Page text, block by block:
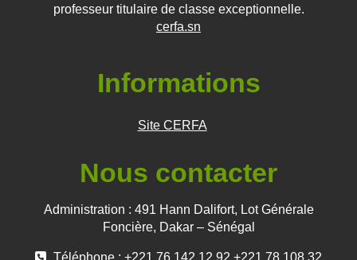
professeur titulaire de classe exceptionnelle.
cerfa.sn
Informations
Site CERFA
Nous contacter
Administration : 491 Hann Dalifort, Lot Générale
Foncière, Dakar – Sénégal
Téléphone : +221 76 142 12 92 +221 78 108 32